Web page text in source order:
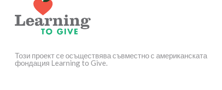
Този проект се осъществява съвместно с американската
фондация Learning to Give.